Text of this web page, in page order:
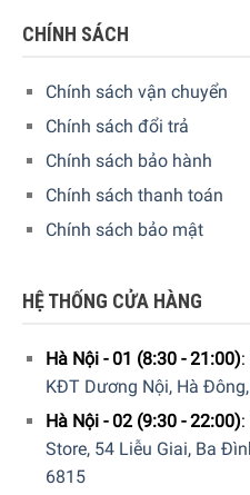
Ngăn lạnh
Với tổngdung tích ngăn lạnh
CBNsdh 7653 Prime
gian lưu trữ rộng rãi. Khả
đến +9 °C.
CHÍNH SÁCH
Chính sách vận chuyển
Chính sách đổi trả
Chính sách bảo hành
Chính sách thanh toán
Chính sách bảo mật
HỆ THỐNG CỬA HÀNG
Hà Nội - 01 (8:30 - 21:00):
KĐT Dương Nội, Hà
Hà Nội - 02 (9:30 - 22:00):
Store, 54 Liễu Giai, Ba
6815